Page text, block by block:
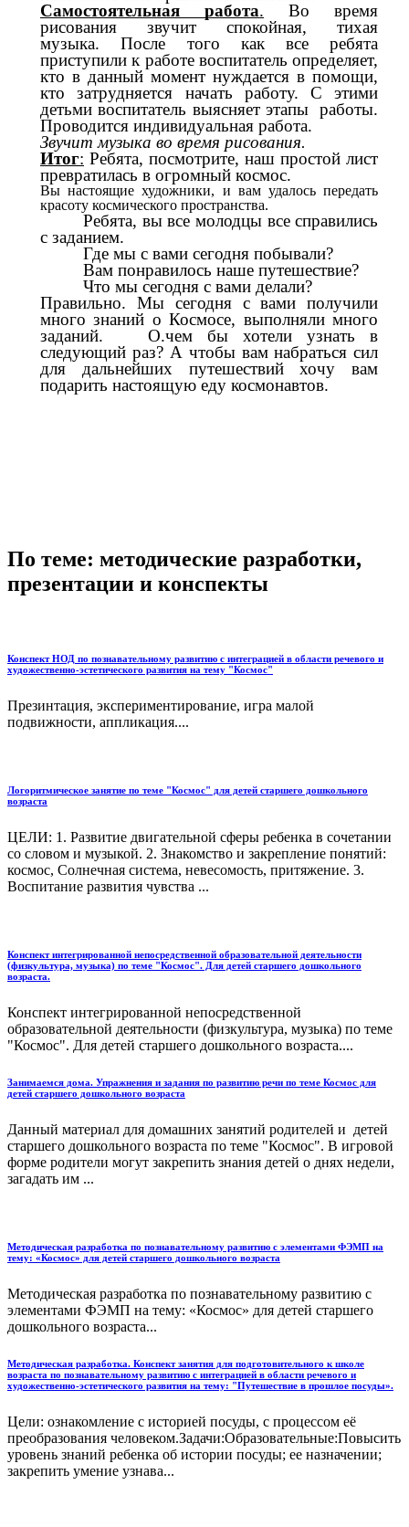
Самостоятельная работа. Во время
рисования звучит спокойная, тихая
музыка. После того как все ребята
приступили к работе воспитатель определяет,
кто в данный момент нуждается в помощи,
кто затрудняется начать работу. С этими
детьми воспитатель выясняет этапы работы.
Проводится индивидуальная работа.
Звучит музыка во время рисования.
Итог: Ребята, посмотрите, наш простой лист
превратилась в огромный космос.
Вы настоящие художники, и вам удалось передать
красоту космического пространства.
Ребята, вы все молодцы все справились
с заданием.
Где мы с вами сегодня побывали?
Вам понравилось наше путешествие?
Что мы сегодня с вами делали?
Правильно. Мы сегодня с вами получили
много знаний о Космосе, выполняли много
заданий. О.чем бы хотели узнать в
следующий раз? А чтобы вам набраться сил
для дальнейших путешествий хочу вам
подарить настоящую еду космонавтов.
По теме: методические разработки,
презентации и конспекты
Конспект НОД по познавательному развитию с интеграцией в области речевого и
художественно-эстетического развития на тему "Космос"
Презинтация, экспериментирование, игра малой
подвижности, аппликация....
Логоритмическое занятие по теме "Космос" для детей старшего дошкольного
возраста
ЦЕЛИ: 1. Развитие двигательной сферы ребенка в сочетании
со словом и музыкой. 2. Знакомство и закрепление понятий:
космос, Солнечная система, невесомость, притяжение. 3.
Воспитание развития чувства ...
Конспект интегрированной непосредственной образовательной деятельности
(физкультура, музыка) по теме "Космос". Для детей старшего дошкольного
возраста.
Конспект интегрированной непосредственной
образовательной деятельности (физкультура, музыка) по теме
"Космос". Для детей старшего дошкольного возраста....
Занимаемся дома. Упражнения и задания по развитию речи по теме Космос для
детей старшего дошкольного возраста
Данный материал для домашних занятий родителей и детей
старшего дошкольного возраста по теме "Космос". В игровой
форме родители могут закрепить знания детей о днях недели,
загадать им ...
Методическая разработка по познавательному развитию с элементами ФЭМП на
тему: «Космос» для детей старшего дошкольного возраста
Методическая разработка по познавательному развитию с
элементами ФЭМП на тему: «Космос» для детей старшего
дошкольного возраста...
Методическая разработка. Конспект занятия для подготовительного к школе
возраста по познавательному развитию с интеграцией в области речевого и
художественно-эстетического развития на тему: "Путешествие в прошлое посуды».
Цели: ознакомление с историей посуды, с процессом её
преобразования человеком.Задачи:Образовательные:Повысить
уровень знаний ребенка об истории посуды; ее назначении;
закрепить умение узнава...